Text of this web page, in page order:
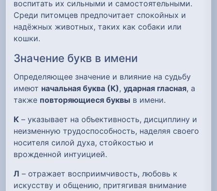
воспитать их сильными и самостоятельными.
Среди питомцев предпочитает спокойных и
надёжных животных, таких как собаки или
кошки.
Значение букв в имени
Определяющее значение и влияние на судьбу
имеют начальная буква (К), ударная гласная, а
также повторяющиеся буквы в имени.
К – указывает на объективность, дисциплину и
неизменную трудоспособность, наделяя своего
носителя силой духа, стойкостью и
врожденной интуицией.
Л – отражает восприимчивость, любовь к
искусству и общению, притягивая внимание